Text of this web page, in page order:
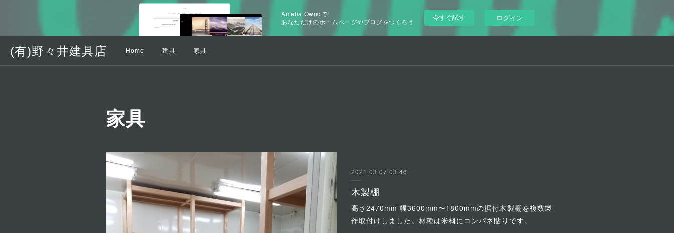
Ameba Owndで
あなただけのホームページやブログをつくろう
今すぐ試す ログイン
(有)野々井建具店 Home 建具 家具
家具
2021.03.07 03:46
木製棚
高さ2470mm 幅3600mm〜1800mmの据付木製棚を複数製
作取付けしました。材種は米栂にコンパネ貼りです。